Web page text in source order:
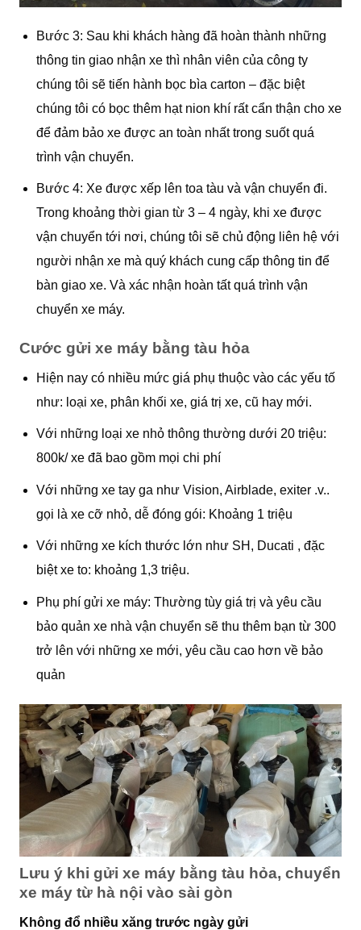
Bước 3: Sau khi khách hàng đã hoàn thành những
thông tin giao nhận xe thì nhân viên của công ty
chúng tôi sẽ tiến hành bọc bìa carton – đặc biệt
chúng tôi có bọc thêm hạt nion khí rất cẩn thận cho xe
để đảm bảo xe được an toàn nhất trong suốt quá
trình vận chuyển.
Bước 4: Xe được xếp lên toa tàu và vận chuyển đi.
Trong khoảng thời gian từ 3 – 4 ngày, khi xe được
vận chuyển tới nơi, chúng tôi sẽ chủ động liên hệ với
người nhận xe mà quý khách cung cấp thông tin để
bàn giao xe. Và xác nhận hoàn tất quá trình vận
chuyển xe máy.
Cước gửi xe máy bằng tàu hỏa
Hiện nay có nhiều mức giá phụ thuộc vào các yếu tố
như: loại xe, phân khối xe, giá trị xe, cũ hay mới.
Với những loại xe nhỏ thông thường dưới 20 triệu:
800k/ xe đã bao gồm mọi chi phí
Với những xe tay ga như Vision, Airblade, exiter .v..
gọi là xe cỡ nhỏ, dễ đóng gói: Khoảng 1 triệu
Với những xe kích thước lớn như SH, Ducati , đặc
biệt xe to: khoảng 1,3 triệu.
Phụ phí gửi xe máy: Thường tùy giá trị và yêu cầu
bảo quản xe nhà vận chuyển sẽ thu thêm bạn từ 300
trở lên với những xe mới, yêu cầu cao hơn về bảo
quản
Lưu ý khi gửi xe máy bằng tàu hỏa, chuyển
xe máy từ hà nội vào sài gòn
Không đổ nhiều xăng trước ngày gửi